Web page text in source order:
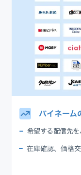
バイネーム
希望する配信先
在庫確認、価格